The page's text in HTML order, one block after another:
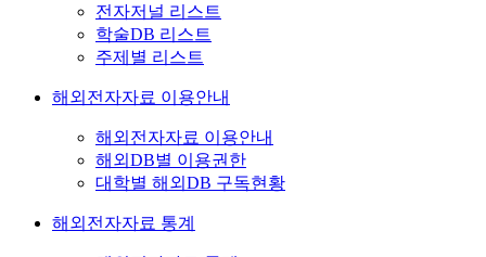
전자저널 리스트
학술DB 리스트
주제별 리스트
해외전자자료 이용안내
해외전자자료 이용안내
해외DB별 이용권한
대학별 해외DB 구독현황
해외전자자료 통계